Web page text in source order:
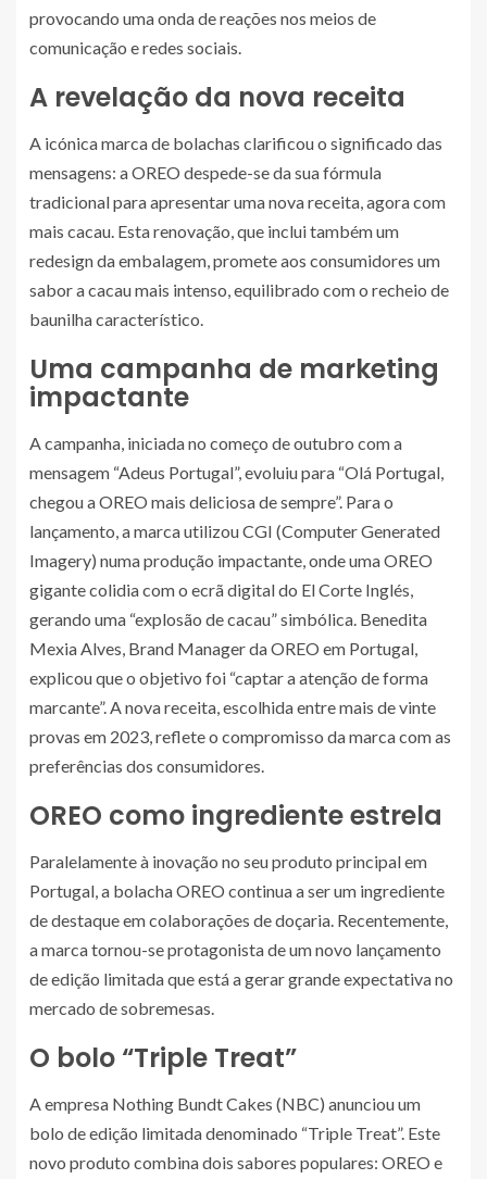
provocando uma onda de reações nos meios de
comunicação e redes sociais.
A revelação da nova receita
A icónica marca de bolachas clarificou o significado das
mensagens: a OREO despede-se da sua fórmula
tradicional para apresentar uma nova receita, agora com
mais cacau. Esta renovação, que inclui também um
redesign da embalagem, promete aos consumidores um
sabor a cacau mais intenso, equilibrado com o recheio de
baunilha característico.
Uma campanha de marketing
impactante
A campanha, iniciada no começo de outubro com a
mensagem “Adeus Portugal”, evoluiu para “Olá Portugal,
chegou a OREO mais deliciosa de sempre”. Para o
lançamento, a marca utilizou CGI (Computer Generated
Imagery) numa produção impactante, onde uma OREO
gigante colidia com o ecrã digital do El Corte Inglés,
gerando uma “explosão de cacau” simbólica. Benedita
Mexia Alves, Brand Manager da OREO em Portugal,
explicou que o objetivo foi “captar a atenção de forma
marcante”. A nova receita, escolhida entre mais de vinte
provas em 2023, reflete o compromisso da marca com as
preferências dos consumidores.
OREO como ingrediente estrela
Paralelamente à inovação no seu produto principal em
Portugal, a bolacha OREO continua a ser um ingrediente
de destaque em colaborações de doçaria. Recentemente,
a marca tornou-se protagonista de um novo lançamento
de edição limitada que está a gerar grande expectativa no
mercado de sobremesas.
O bolo “Triple Treat”
A empresa Nothing Bundt Cakes (NBC) anunciou um
bolo de edição limitada denominado “Triple Treat”. Este
novo produto combina dois sabores populares: OREO e